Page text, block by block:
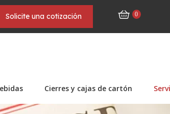
Solicite una cotización 0
Cierres y cajas de cartón